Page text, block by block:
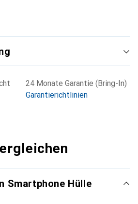
24 Monate Garantie (Bring-In)
Garantierichtlinien
Smartphone Hülle